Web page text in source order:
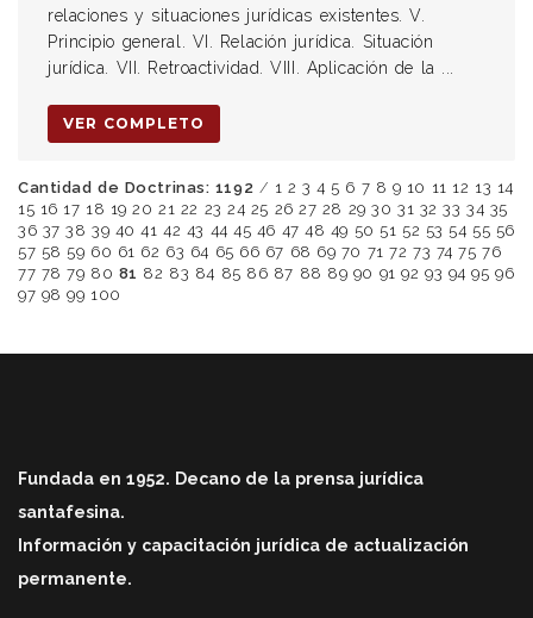
relaciones y situaciones jurídicas existentes. V.
Principio general. VI. Relación jurídica. Situación
jurídica. VII. Retroactividad. VIII. Aplicación de la ...
VER COMPLETO
Cantidad de Doctrinas: 1192 / 1 2 3 4 5 6 7 8 9 10 11 12 13 14
15 16 17 18 19 20 21 22 23 24 25 26 27 28 29 30 31 32 33 34 35
36 37 38 39 40 41 42 43 44 45 46 47 48 49 50 51 52 53 54 55 56
57 58 59 60 61 62 63 64 65 66 67 68 69 70 71 72 73 74 75 76
77 78 79 80 81 82 83 84 85 86 87 88 89 90 91 92 93 94 95 96
97 98 99 100
Fundada en 1952. Decano de la prensa jurídica
santafesina.
Información y capacitación jurídica de actualización
permanente.